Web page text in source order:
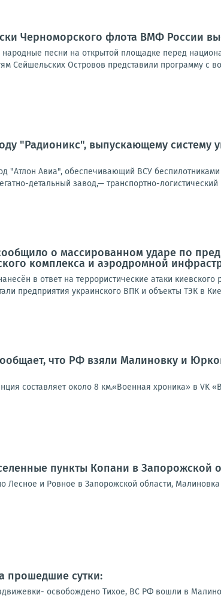
Черноморского флота ВМФ России
народные песни на открытой площадке перед
Сейшельских Островов представили программу с
"Радионикс", выпускающему систему
"Атлон Авиа", обеспечивающий ВСУ
детальный завод,— транспортно-
о массированном ударе по
комплекса и аэродромной
в ответ на террористические атаки
предприятия украинского ВПК и объекты ТЭК в
что РФ взяли Малиновку и
составляет около 8 км.«Военная хроника» в VK
пункты Копани в Запорожской
Лесное и Ровное в Запорожской области,
прошедшие сутки:
освобождено Тихое, ВС РФ вошли в